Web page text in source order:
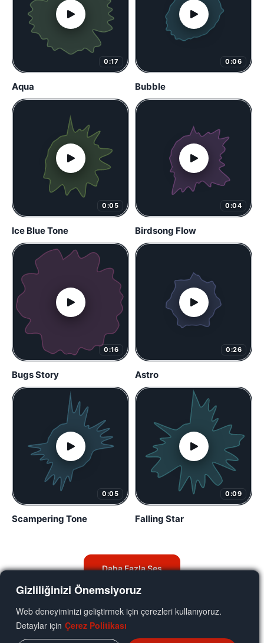
Gizliliğinizi Önemsiyoruz
Web deneyiminizi geliştirmek için çerezleri kullanıyoruz.
Detaylar için Çerez Politikası
0:17
Aqua
0:06
Bubble
0:05
Ice Blue Tone
0:04
Birdsong Flow
0:16
Bugs Story
0:26
Astro
0:05
Scampering Tone
0:09
Falling Star
Daha Fazla Ses